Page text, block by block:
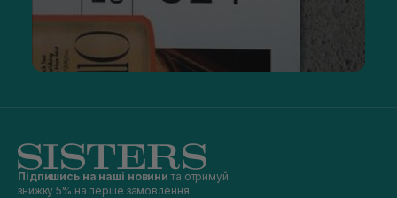
Підпишись на наші новини та отримуй
знижку 5% на перше замовлення